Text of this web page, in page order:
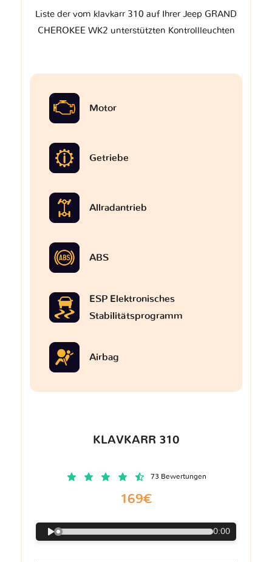
Liste der vom klavkarr 310 auf Ihrer Jeep GRAND
CHEROKEE WK2 unterstützten Kontrollleuchten
Motor
Getriebe
Allradantrieb
ABS
ESP Elektronisches
Stabilitätsprogramm
Airbag
KLAVKARR 310
73 Bewertungen
169€
0:00